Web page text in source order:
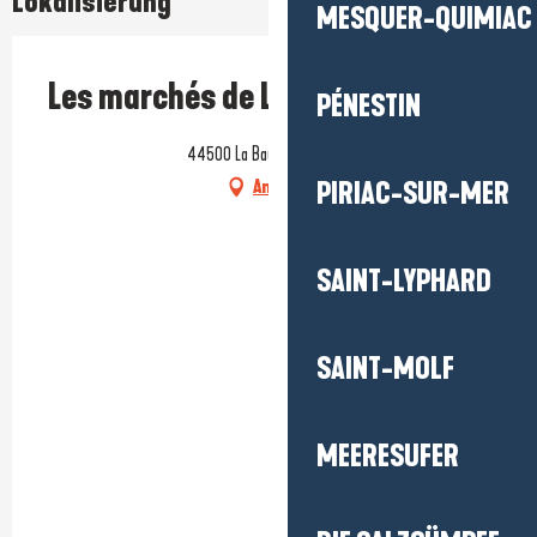
MESQUER-QUIMIAC
PÉNESTIN
PIRIAC-SUR-MER
SAINT-LYPHARD
SAINT-MOLF
MEERESUFER
Les marchés de La Baule
44500 La Baule-Escoublac
Anfahrt